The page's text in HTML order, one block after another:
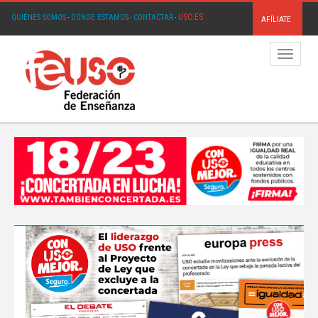
QUIÉNES SOMOS· DÓNDE ESTAMOS· CONTACTAR· USO.ES AFÍLIATE
Menú